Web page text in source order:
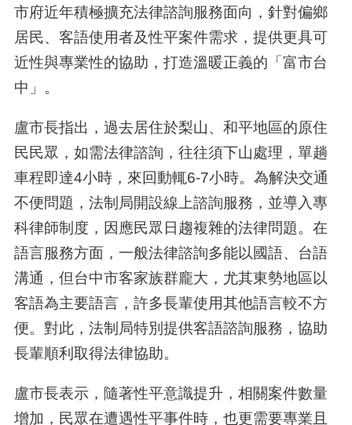
市府近年積極擴充法律諮詢服務面向，針對偏鄉
居民、客語使用者及性平案件需求，提供更具可
近性與專業性的協助，打造溫暖正義的「富市台
中」。
盧市長指出，過去居住於梨山、和平地區的原住
民民眾，如需法律諮詢，往往須下山處理，單趟
車程即達4小時，來回動輒6-7小時。為解決交通
不便問題，法制局開設線上諮詢服務，並導入專
科律師制度，因應民眾日趨複雜的法律問題。在
語言服務方面，一般法律諮詢多能以國語、台語
溝通，但台中市客家族群龐大，尤其東勢地區以
客語為主要語言，許多長輩使用其他語言較不方
便。對此，法制局特別提供客語諮詢服務，協助
長輩順利取得法律協助。
盧市長表示，隨著性平意識提升，相關案件數量
增加，民眾在遭遇性平事件時，也更需要專業且